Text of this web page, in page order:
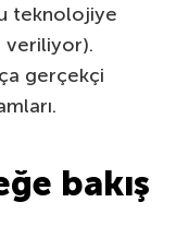
teknolojiye
veriliyor).
gerçekçi
bakış